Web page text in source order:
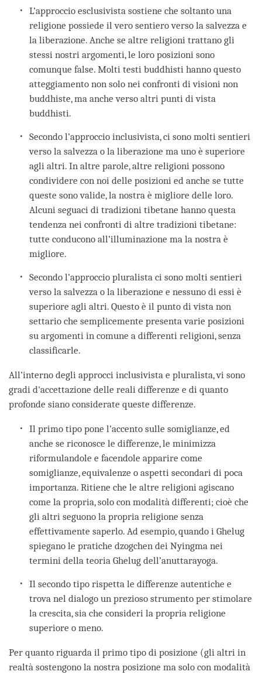
L’approccio esclusivista sostiene che soltanto una
religione possiede il vero sentiero verso la salvezza e
la liberazione. Anche se altre religioni trattano gli
stessi nostri argomenti, le loro posizioni sono
comunque false. Molti testi buddhisti hanno questo
atteggiamento non solo nei confronti di visioni non
buddhiste, ma anche verso altri punti di vista
buddhisti.
Secondo l’approccio inclusivista, ci sono molti sentieri
verso la salvezza o la liberazione ma uno è superiore
agli altri. In altre parole, altre religioni possono
condividere con noi delle posizioni ed anche se tutte
queste sono valide, la nostra è migliore delle loro.
Alcuni seguaci di tradizioni tibetane hanno questa
tendenza nei confronti di altre tradizioni tibetane:
tutte conducono all’illuminazione ma la nostra è
migliore.
Secondo l’approccio pluralista ci sono molti sentieri
verso la salvezza o la liberazione e nessuno di essi è
superiore agli altri. Questo è il punto di vista non
settario che semplicemente presenta varie posizioni
su argomenti in comune a differenti religioni, senza
classificarle.
All’interno degli approcci inclusivista e pluralista, vi sono
gradi d'accettazione delle reali differenze e di quanto
profonde siano considerate queste differenze.
Il primo tipo pone l’accento sulle somiglianze, ed
anche se riconosce le differenze, le minimizza
riformulandole e facendole apparire come
somiglianze, equivalenze o aspetti secondari di poca
importanza. Ritiene che le altre religioni agiscano
come la propria, solo con modalità differenti; cioè che
gli altri seguono la propria religione senza
effettivamente saperlo. Ad esempio, quando i Ghelug
spiegano le pratiche dzogchen dei Nyingma nei
termini della teoria Ghelug dell’anuttarayoga.
Il secondo tipo rispetta le differenze autentiche e
trova nel dialogo un prezioso strumento per stimolare
la crescita, sia che consideri la propria religione
superiore o meno.
Per quanto riguarda il primo tipo di posizione (gli altri in
realtà sostengono la nostra posizione ma solo con modalità